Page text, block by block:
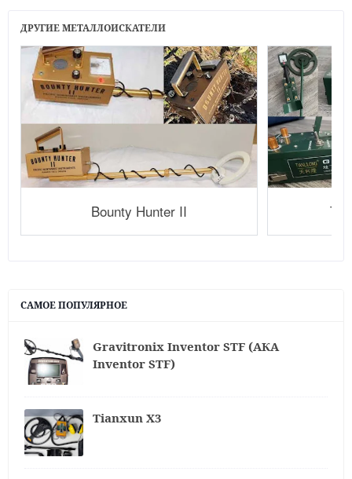
ДРУГИЕ МЕТАЛЛОИСКАТЕЛИ
Bounty Hunter II
САМОЕ ПОПУЛЯРНОЕ
Gravitronix Inventor STF (АКА
Inventor STF)
Tianxun X3